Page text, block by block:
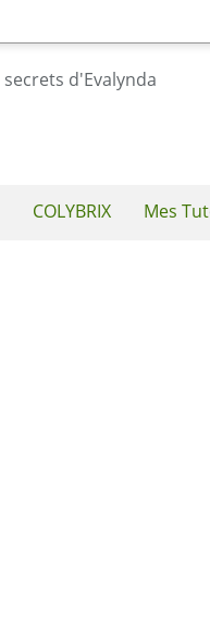
COLYBRIX Mes